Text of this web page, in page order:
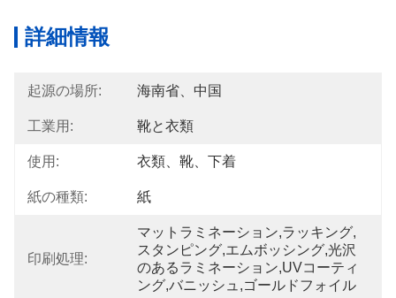
詳細情報
起源の場所: 海南省、中国
工業用: 靴と衣類
使用: 衣類、靴、下着
紙の種類: 紙
印刷処理:
マットラミネーション,ラッキング,
スタンピング,エムボッシング,光沢
のあるラミネーション,UVコーティ
ング,バニッシュ,ゴールドフォイル